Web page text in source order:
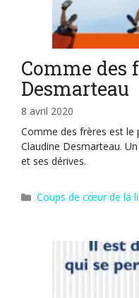
Comme des
Desmarteau
8 avril 2020
Comme des frères est le
Claudine Desmarteau.
et ses dérives.
Catégories
Coups de cœur de la